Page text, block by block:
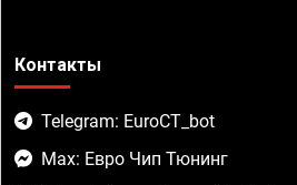
Контакты
Telegram: EuroCT_bot
Max: Евро Чип Тюнинг